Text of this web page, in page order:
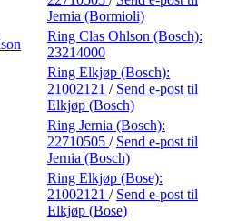
Jernia (Bormioli)
Ring Clas Ohlson (Bosch):
23214000
Ring Elkjøp (Bosch):
21002121 / Send e-post til
Elkjøp (Bosch)
Ring Jernia (Bosch):
22710505 / Send e-post til
Jernia (Bosch)
Ring Elkjøp (Bose):
21002121 / Send e-post til
Elkjøp (Bose)